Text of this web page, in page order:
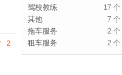
2
17 个
驾校教练
7 个
其他
2 个
拖车服务
2 个
租车服务